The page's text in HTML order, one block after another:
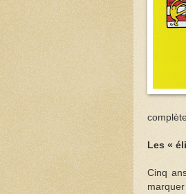
Les «
Cinq